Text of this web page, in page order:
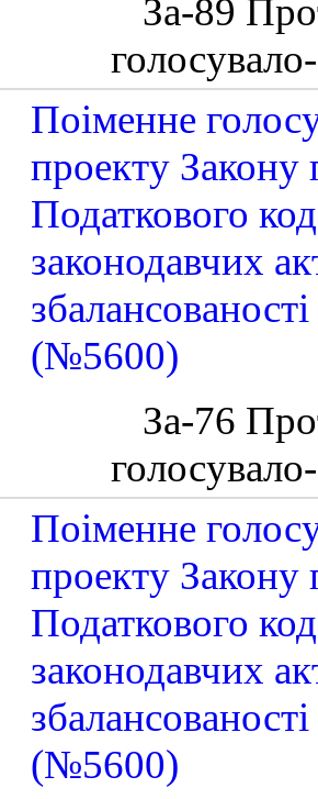
За-89
Поіменне
проекту Закону
Податкового
законодавчих
(№5600)
За-76
Поіменне
проекту Закону
Податкового
законодавчих
(№5600)